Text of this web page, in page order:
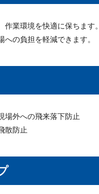
作業環境を快適に保ちます。
への負担を軽減できます。
場外への飛来落下防止
散防止